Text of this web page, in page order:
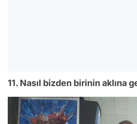
11. Nasıl bizden birinin aklına